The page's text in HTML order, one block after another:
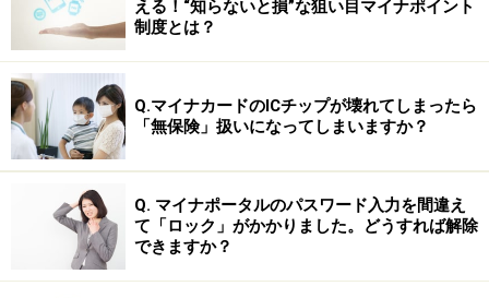
ギャンブルが行われているが、これほどのギャンブル大
国であるにもかかわらず、世界で最もポピュラーなカジ
ノは禁止されている。
は日本だけである。
える！“知らないと損”な狙い目マイナポイント
制度とは？
Q.マイナカードのICチップが壊れてしまったら
「無保険」扱いになってしまいますか？
Q. マイナポータルのパスワード入力を間違え
て「ロック」がかかりました。どうすれば解除
できますか？